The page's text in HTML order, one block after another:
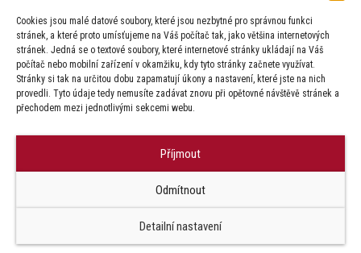
Cookies jsou malé datové soubory, které jsou nezbytné pro správnou funkci
stránek, a které proto umísťujeme na Váš počítač tak, jako většina internetových
stránek. Jedná se o textové soubory, které internetové stránky ukládají na Váš
počítač nebo mobilní zařízení v okamžiku, kdy tyto stránky začnete využívat.
Stránky si tak na určitou dobu zapamatují úkony a nastavení, které jste na nich
provedli. Tyto údaje tedy nemusíte zadávat znovu při opětovné návštěvě stránek a
přechodem mezi jednotlivými sekcemi webu.
Příjmout
Odmítnout
Detailní nastavení
Vinohradská 190, 130 00 Praha 3
Za publikovaný obsah odpovídají jednotliví autoři.
Factory s.r.o. zapovězeno.